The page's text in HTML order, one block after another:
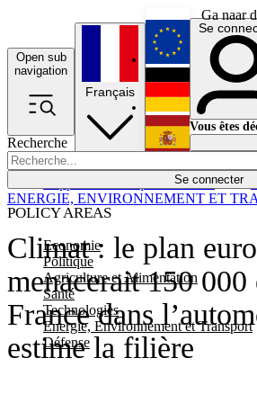
Ga naar
Open sub
navigation
Recherche
Se connecter
POLICY AREAS
Economie
Politique
Agriculture et Alimentation
Santé
Technologies
Energie, Environnement et Transport
Défense
Économie
Français
English
Deutsch
Español
Se
Vous êtes
Climat : le plan
menacerait 150 000
France dans
estime la filière
ENERGIE, ENVIRONNEMENT ET